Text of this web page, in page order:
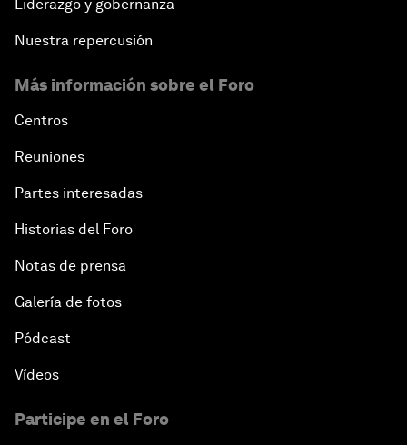
Liderazgo y gobernanza
Nuestra repercusión
Más información sobre el Foro
Centros
Reuniones
Partes interesadas
Historias del Foro
Notas de prensa
Galería de fotos
Pódcast
Vídeos
Participe en el Foro